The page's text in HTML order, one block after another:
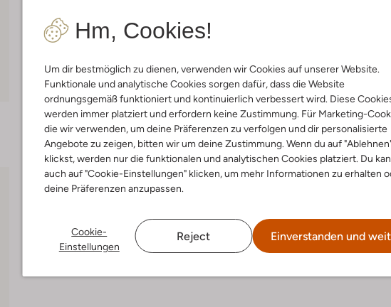
Hm, Cookies!
Um dir bestmöglich zu dienen, verwenden wir Cookies auf unserer Website.
Funktionale und analytische Cookies sorgen dafür, dass die Website
ordnungsgemäß funktioniert und kontinuierlich verbessert wird. Diese
werden immer platziert und erfordern keine Zustimmung. Für Marketing-
die wir verwenden, um deine Präferenzen zu verfolgen und dir personalisierte
Angebote zu zeigen, bitten wir um deine Zustimmung. Wenn du auf
klickst, werden nur die funktionalen und analytischen Cookies platziert. Du
auch auf "Cookie-Einstellungen" klicken, um mehr Informationen zu erhalten
deine Präferenzen anzupassen.
Cookie-
Einstellungen
Reject Einverstanden und
Letzte Größen
Lil' Atelier
Jogginghosen
€ 17,99 € 12,99
Letzte Größen
-40%
Lil' Atelier
Jogginghosen
€ 30,99 € 18,99